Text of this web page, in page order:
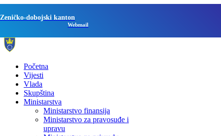
Zeničko-dobojski kanton
Webmail
Početna
Vijesti
Vlada
Skupština
Ministarstva
Ministarstvo finansija
Ministarstvo za pravosuđe i
upravu